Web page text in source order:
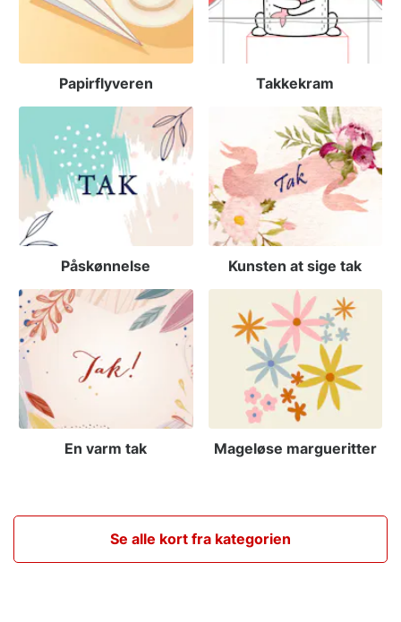
Papirflyveren Takkekram
Påskønnelse Kunsten at sige tak
En varm tak Mageløse margueritter
Se alle kort fra kategorien